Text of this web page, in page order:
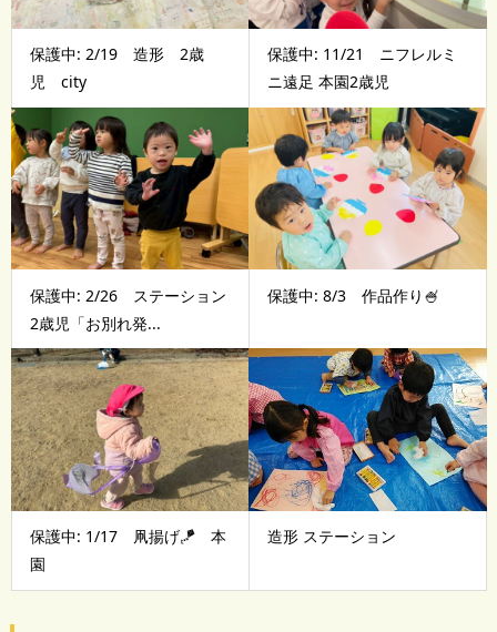
保護中: 2/19 造形 2歳
児 city
保護中: 11/21 ニフレルミ
ニ遠足 本園2歳児
保護中: 2/26 ステーション
2歳児「お別れ発...
保護中: 8/3 作品作り🍧
保護中: 1/17 凧揚げ🪁 本
園
造形 ステーション